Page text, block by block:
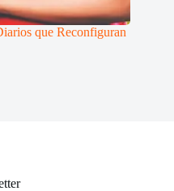
que Reconfiguran